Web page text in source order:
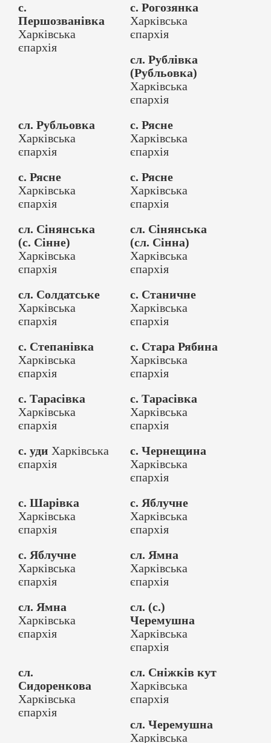
с.
Першозванівка
Харківська
єпархія
с. Рогозянка
Харківська
єпархія
сл. Рублівка
(Рубльовка)
Харківська
єпархія
сл. Рубльовка
Харківська
єпархія
с. Рясне
Харківська
єпархія
с. Рясне
Харківська
єпархія
с. Рясне
Харківська
єпархія
сл. Сінянська
(с. Сінне)
Харківська
єпархія
сл. Сінянська
(сл. Сінна)
Харківська
єпархія
сл. Солдатське
Харківська
єпархія
с. Станичне
Харківська
єпархія
с. Степанівка
Харківська
єпархія
с. Стара Рябина
Харківська
єпархія
с. Тарасівка
Харківська
єпархія
с. Тарасівка
Харківська
єпархія
с. уди Харківська
єпархія
с. Чернещина
Харківська
єпархія
с. Шарівка
Харківська
єпархія
с. Яблучне
Харківська
єпархія
с. Яблучне
Харківська
єпархія
сл. Ямна
Харківська
єпархія
сл. Ямна
Харківська
єпархія
сл. (с.)
Черемушна
Харківська
єпархія
сл.
Сидоренкова
Харківська
єпархія
сл. Сніжків кут
Харківська
єпархія
сл. Черемушна
Харківська